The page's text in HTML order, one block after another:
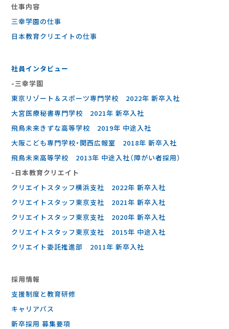
仕事内容
三幸学園の仕事
⽇本教育クリエイトの仕事
社員インタビュー
-三幸学園
東京リゾート＆スポーツ専門学校 2022年 新卒入社
大宮医療秘書専門学校 2021年 新卒入社
飛鳥未来きずな高等学校 2019年 中途入社
大阪こども専門学校・関西広報室 2018年 新卒入社
飛鳥未来高等学校 2013年 中途入社（障がい者採用）
-⽇本教育クリエイト
クリエイトスタッフ横浜支社 2022年 新卒入社
クリエイトスタッフ東京支社 2021年 新卒入社
クリエイトスタッフ東京支社 2020年 新卒入社
クリエイトスタッフ東京支社 2015年 中途入社
クリエイト委託推進部 2011年 新卒入社
採⽤情報
支援制度と教育研修
キャリアパス
新卒採用 募集要項